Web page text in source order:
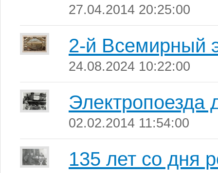
27.04.2014 20:25:00
2-й Всемирный
24.08.2024 10:22:00
Электропоезда
02.02.2014 11:54:00
135 лет со дня